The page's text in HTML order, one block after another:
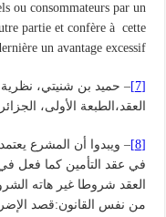
ou consommateurs par un
partie et confère à cette
un avantage excessif
[7]
– حميد بن شنيتي، نظرية
العقد،الطبعة الأولى، الجزائر، 2014، ص
[8]
– ويبدوا أن المشرع
من نفس القانون:قصد